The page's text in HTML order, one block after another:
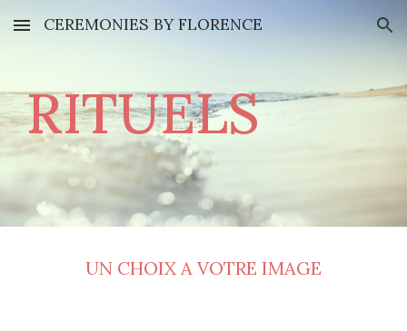
Skip to main content Skip to navigation
CEREMONIES BY FLORENCE
RITUELS
UN CHOIX A VOTRE IMAGE